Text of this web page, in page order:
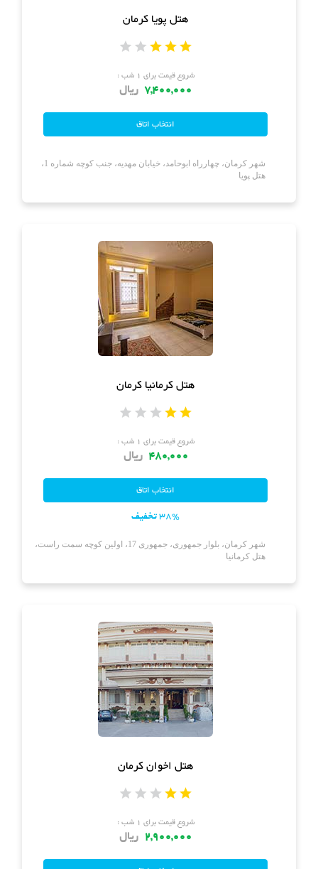
هتل پویا کرمان
شروع قیمت برای ۱ شب :
7,400,000 ریال
شهر کرمان، چهارراه ابوحامد، خیابان مهدیه، جنب کوچه شماره 1،
هتل پویا
هتل کرمانیا کرمان
شروع قیمت برای ۱ شب :
480,000 ریال
38% تخفیف
شهر کرمان، بلوار جمهوری، جمهوری 17، اولین کوچه سمت راست،
هتل کرمانیا
هتل اخوان کرمان
شروع قیمت برای ۱ شب :
2,900,000 ریال